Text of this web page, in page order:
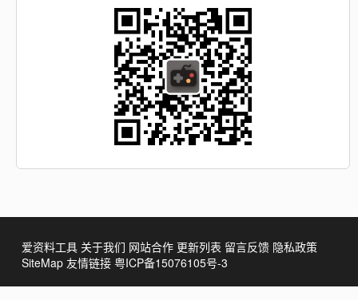
爱资料工具 关于我们 网站合作 更新列表 留言反馈 隐私政策
SiteMap 友情链接 粤ICP备15076105号-3